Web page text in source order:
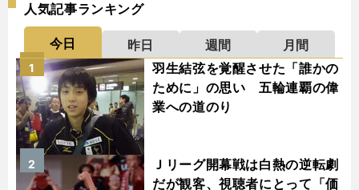
人気記事ランキング
今日 昨日 週間
月間
羽生結弦を覚醒させた「誰かの
ために」の思い 五輪連覇の偉
業への道のり
1
Ｊリーグ開幕戦は白熱の逆転劇
だが観客、視聴者にとって「価
2